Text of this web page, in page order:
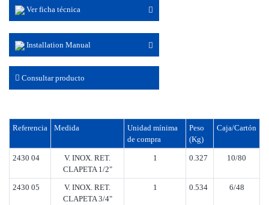
Ver ficha técnica
Installation Manual
Consultar producto
Referencia Medida
Unidad mínima
de compra
Peso
(Kg)
Caja/Cartón
2430 04
V. INOX. RET.
CLAPETA 1/2"
1 0.327 10/80
2430 05
V. INOX. RET.
CLAPETA 3/4"
1 0.534 6/48